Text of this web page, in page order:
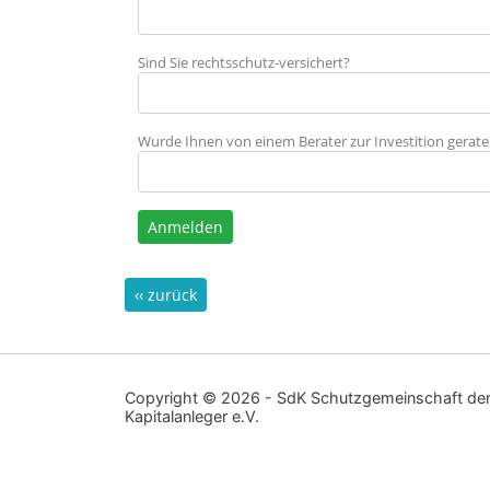
Sind Sie rechtsschutz-versichert?
Wurde Ihnen von einem Berater zur Investition
Anmelden
‹‹ zurück
Copyright © 2026 - SdK Schutzgemeinschaft der
Kapitalanleger e.V.